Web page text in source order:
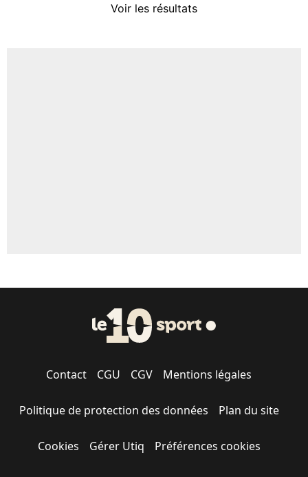
Voir les résultats
Contact CGU CGV Mentions légales
Politique de protection des données Plan du site
Cookies Gérer Utiq Préférences cookies